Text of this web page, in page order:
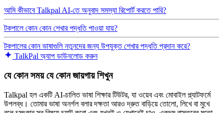
আমি কীভাবে Talkpal AI-তে অনুবাদ সমস্যা রিপোর্ট করতে পারি?
টকপালে কোন কোন শেখার পদ্ধতি পাওয়া যায়?
টকপালের কোন ভাষাগুলি নতুনদের জন্য উপযুক্ত শেখার পদ্ধতি প্রদান করে?
TalkPal অ্যাপ ডাউনলোড করুন
যে কোন সময় যে কোন জায়গায় শিখুন
Talkpal হল একটি AI-চালিত ভাষা শিক্ষার টিউটর, যা ওয়েব এবং মোবাইল প্ল্যাটফর্মে
উপলব্ধ। তোমার ভাষা অনর্গল বলার দক্ষতা আরও দ্রুত বাড়িয়ে তোলো, লিখে বা মুখে